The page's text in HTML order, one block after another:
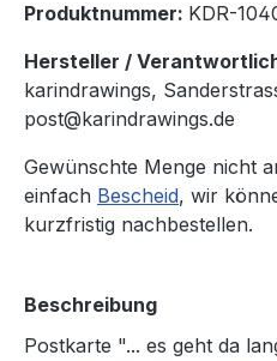
Produktnummer: KDR-
Hersteller /
karindrawings,
post@karindrawings.de
Gewünschte Menge nicht
einfach Bescheid, wir
kurzfristig nachbestellen.
Beschreibung
Postkarte "... es geht da